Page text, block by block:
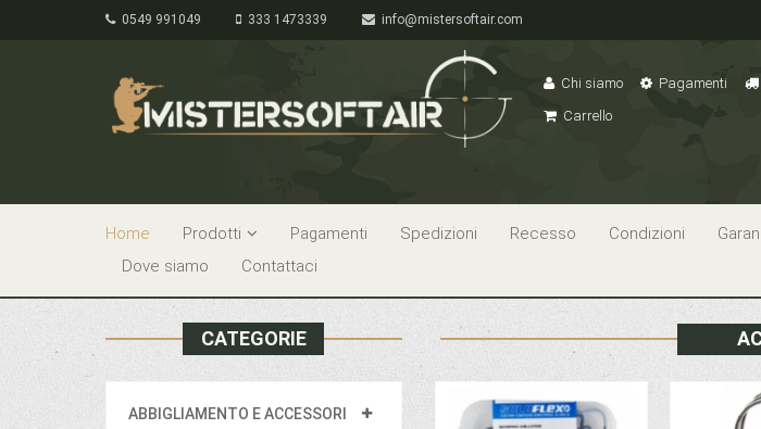
0549 991049 333 1473339 info@mistersoftair.com
Chi siamo Pagamenti
Carrello
Home Prodotti Pagamenti Spedizioni Recesso Condizioni
Dove siamo
Contattaci
CATEGORIE
ABBIGLIAMENTO E ACCESSORI